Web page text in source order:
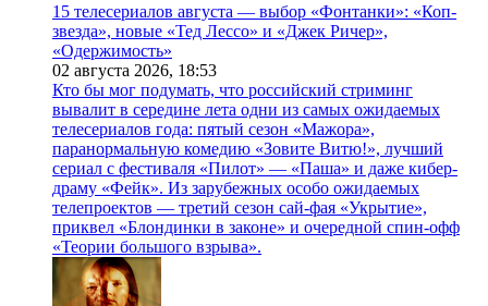
15 телесериалов августа — выбор «Фонтанки»: «Коп-
звезда», новые «Тед Лессо» и «Джек Ричер»,
«Одержимость»
02 августа 2026, 18:53
Кто бы мог подумать, что российский стриминг
вывалит в середине лета одни из самых ожидаемых
телесериалов года: пятый сезон «Мажора»,
паранормальную комедию «Зовите Витю!», лучший
сериал с фестиваля «Пилот» — «Паша» и даже кибер-
драму «Фейк». Из зарубежных особо ожидаемых
телепроектов — третий сезон сай-фая «Укрытие»,
приквел «Блондинки в законе» и очередной спин-офф
«Теории большого взрыва».